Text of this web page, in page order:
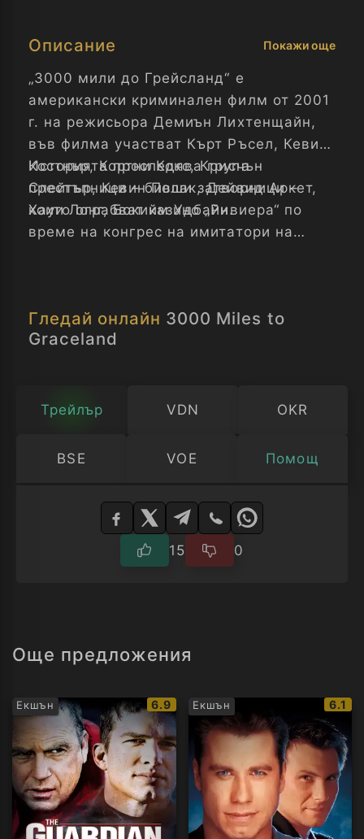
Описание Покажи още
„3000 мили до Грейсланд“ е
американски криминален филм от 2001
г. на режисьора Демиън Лихтенщайн,
във филма участват Кърт Ръсел, Кевин
Костнър, Кортни Кокс, Крисчън
Слейтър, Кевин Полак, Дейвид Аркет,
Хауи Лонг, Бокийм Удбайн.
Историята проследява група
престъпници – бивши затворници –
които ограбват казино „Ривиера“ по
време на конгрес на имитатори на
Гледай онлайн 3000 Miles to
Graceland
Трейлър VDN OKR
BSE VOE Помощ
Изберете
15 0
Още предложения
Екшън
IMDb
рейтинг:
6.9 Екшън
IMDb
6.1